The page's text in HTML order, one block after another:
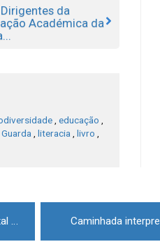
da
Académica da
educação
literacia livro
Figueira de Castelo Rodrigo acolhe Acampamento Distrital da JuveBombeiro Caminhada